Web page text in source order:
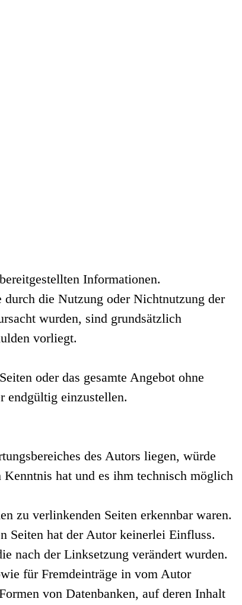
Informationen.
die Nutzung oder Nichtnutzung der
wurden, sind grundsätzlich
vorliegt.
oder das gesamte Angebot ohne
endgültig einzustellen.
des Autors liegen, würde
hat und es ihm technisch möglich
zu verlinkenden Seiten erkennbar waren.
Seiten hat der Autor keinerlei Einfluss.
nach der Linksetzung verändert wurden.
für Fremdeinträge in vom Autor
von Datenbanken, auf deren Inhalt